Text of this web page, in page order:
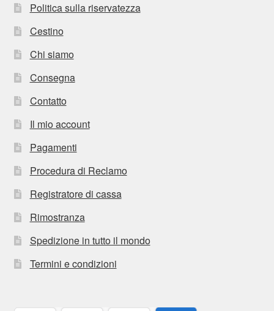
Politica sulla riservatezza
Cestino
Chi siamo
Consegna
Contatto
Il mio account
Pagamenti
Procedura di Reclamo
Registratore di cassa
Rimostranza
Spedizione in tutto il mondo
Termini e condizioni